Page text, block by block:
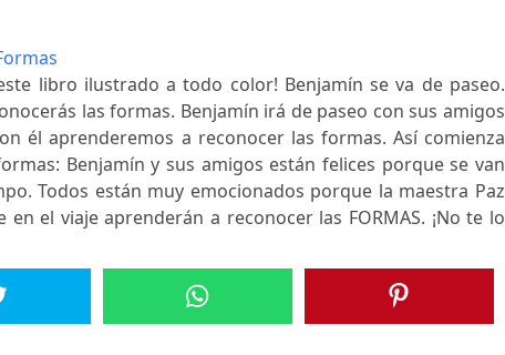
libro ilustrado a todo color! Benjamín se va de paseo.
las formas. Benjamín irá de paseo con sus amigos
él aprenderemos a reconocer las formas. Así comienza
Benjamín y sus amigos están felices porque se van
Todos están muy emocionados porque la maestra Paz
en el viaje aprenderán a reconocer las FORMAS. ¡No te lo